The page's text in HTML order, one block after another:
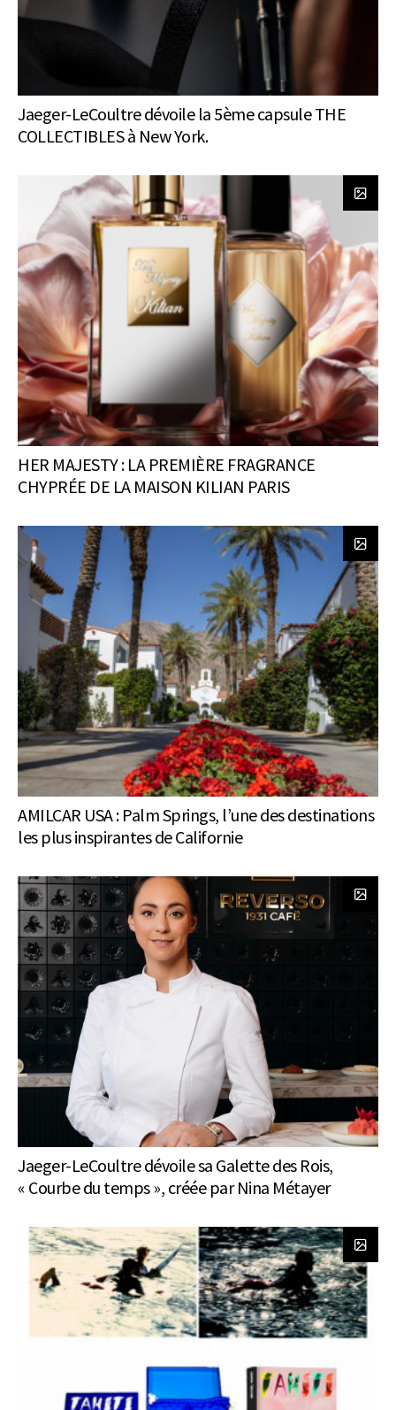
Jaeger-LeCoultre dévoile la 5ème capsule THE
COLLECTIBLES à New York.
HER MAJESTY : LA PREMIÈRE FRAGRANCE
CHYPRÉE DE LA MAISON KILIAN PARIS
AMILCAR USA : Palm Springs, l’une des destinations
les plus inspirantes de Californie
Jaeger-LeCoultre dévoile sa Galette des Rois,
« Courbe du temps », créée par Nina Métayer